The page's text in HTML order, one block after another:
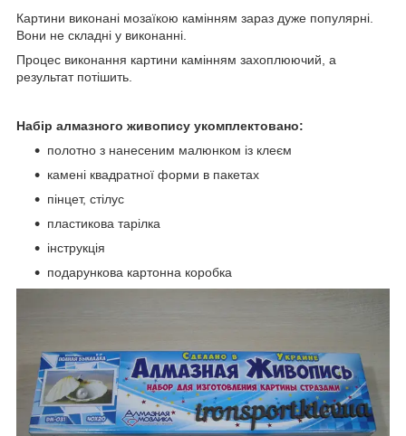
Картини виконані мозаїкою камінням зараз дуже популярні.
Вони не складні у виконанні.
Процес виконання картини камінням захоплюючий, а
результат потішить.
Набір алмазного живопису укомплектовано:
полотно з нанесеним малюнком із клеєм
камені квадратної форми в пакетах
пінцет, стілус
пластикова тарілка
інструкція
подарункова картонна коробка